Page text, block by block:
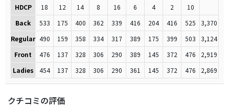
HDCP
18 12 14 8 16 6 4 2
10
Back
533 175 400 362 339 416 204 416 525
3,370
Regular 490 159 358 334 317 389 175 399 503
3,124
Front
476 137 328 306 290 389 145 372 476
2,919
Ladies
454 137 328 306 290 361 145 372 476 2,869
クチコミの評価